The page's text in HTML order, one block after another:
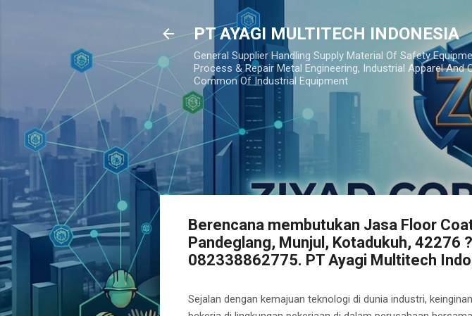
PT AYAGI MULTITECH INDONESIA
General Supplier Handling Supply Material Of Safety
Process & Repair Metal Engineering, Industrial Apparel
Common Of Industrial Equipment
Berencana membutukan Jasa Floor
Pandeglang, Munjul, Kotadukuh, 42276
082338862775. PT Ayagi Multitech
Sejalan dengan kemajuan teknologi di dunia industri,